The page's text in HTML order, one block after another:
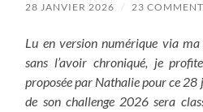
28 JANVIER 2026 / 23
Lu en version numérique via
sans l’avoir chroniqué, je
proposée par Nathalie pour ce
de son challenge 2026 sera